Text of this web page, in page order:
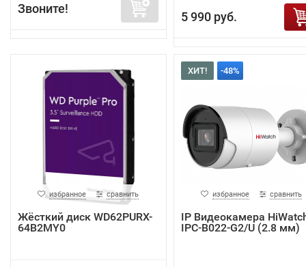
Звоните!
5 990 руб.
избранное сравнить
Жёсткий диск WD62PURX-
64B2MY0
ХИТ! -48%
избранное сравнить
IP Видеокамера
IPC-B022-G2/U (2.8 мм)